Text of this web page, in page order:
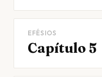
EFÉSIOS
Capítulo 5